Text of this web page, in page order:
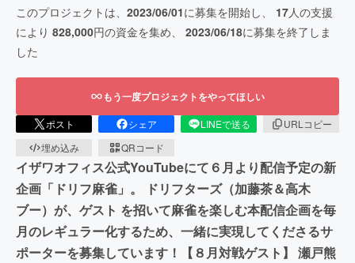
このプロジェクトは、 2023/06/01に募集を開始し、 17人の支援
により 828,000円の資金を集め、 2023/06/18に募集を終了しま
した
もう一度プロジェクトをやってほしい
ポスト シェア LINEで送る
URLコピー
埋め込み
QRコード
イザワオフィス公式YouTubeにて６月より配信予定の新
企画「ドリフ麻雀」。 ドリフターズ（加藤茶＆高木
ブー）が、ゲスト を招いて麻雀を楽しむ本配信企画を毎
月のレギュラー化するため、一緒に実現してくださるサ
ポーターを募集しています！【８月対戦ゲスト】 瀬戸熊